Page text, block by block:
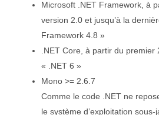
Microsoft .NET Framework, à
version 2.0 et jusqu’à la
Framework 4.8 »
.NET Core, à partir du premier
« .NET 6 »
Mono >= 2.6.7
Comme le code .NET ne
le système d’exploitation sous-